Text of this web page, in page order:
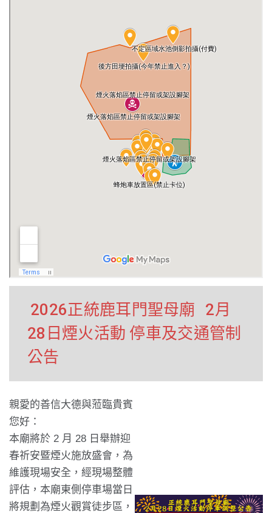
2026正統鹿耳門聖母廟
2月
28日煙火活動 停車及交通管制
公告
親愛的善信大德與蒞臨貴賓
您好：
本廟將於 2 月 28 日舉辦迎
春祈安暨煙火施放盛會，為
維護現場安全，經現場整體
評估，本廟東側停車場當日
將規劃為煙火觀賞徒步區，